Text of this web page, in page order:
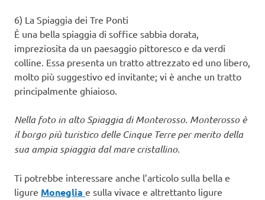
6) La Spiaggia dei Tre Ponti
È una bella spiaggia di soffice sabbia dorata,
impreziosita da un paesaggio pittoresco e da verdi
colline. Essa presenta un tratto attrezzato ed uno libero,
molto più suggestivo ed invitante; vi è anche un tratto
principalmente ghiaioso.
Nella foto in alto Spiaggia di Monterosso. Monterosso è
il borgo più turistico delle Cinque Terre per merito della
sua ampia spiaggia dal mare cristallino.
Ti potrebbe interessare anche l’articolo sulla bella e
ligure Moneglia e sulla vivace e altrettanto ligure